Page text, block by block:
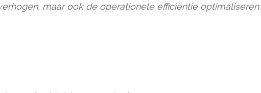
maar ook de operationele efficiëntie optimaliseren.